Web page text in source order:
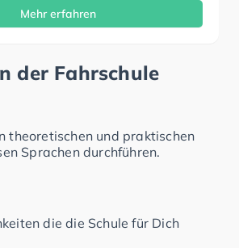
Mehr erfahren
der Fahrschule
theoretischen und praktischen
Sprachen durchführen.
die die Schule für Dich